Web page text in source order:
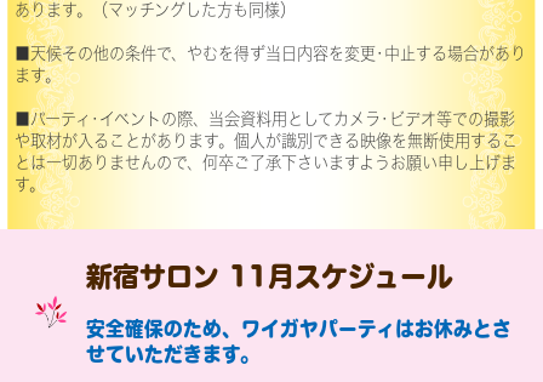
あります。（マッチングした方も同様）
■天候その他の条件で、やむを得ず当日内容を変更･中止する場合があり
ます。
■パーティ･イベントの際、当会資料用としてカメラ･ビデオ等での撮影
や取材が入ることがあります。個人が識別できる映像を無断使用するこ
とは一切ありませんので、何卒ご了承下さいますようお願い申し上げま
す。
新宿サロン 11月スケジュール
安全確保のため、ワイガヤパーティはお休みとさ
せていただきます。